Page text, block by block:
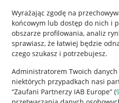
Wyrażając zgodę na
końcowym lub dostęp do nich i
obszarze profilowania, analiz
sprawiasz, że łatwiej będzie
czego szukasz i potrzebujesz.
Administratorem Twoich
niektórych przypadkach nasi
“Zaufani Partnerzy IAB Europe” (
Przydatne informacje
Jak to działa
Napisz do nas